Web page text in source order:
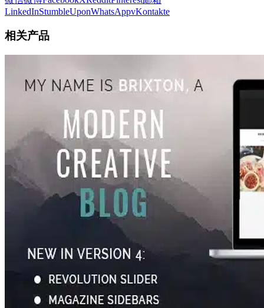
LinkedInStumbleUponWhatsAppvKontakte
相关产品